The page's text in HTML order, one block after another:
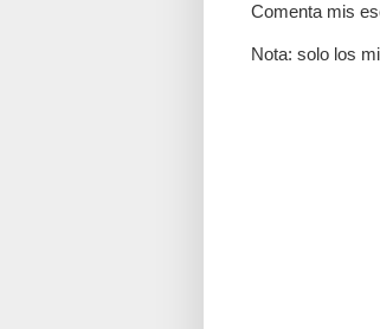
Comenta mis
Nota: solo los